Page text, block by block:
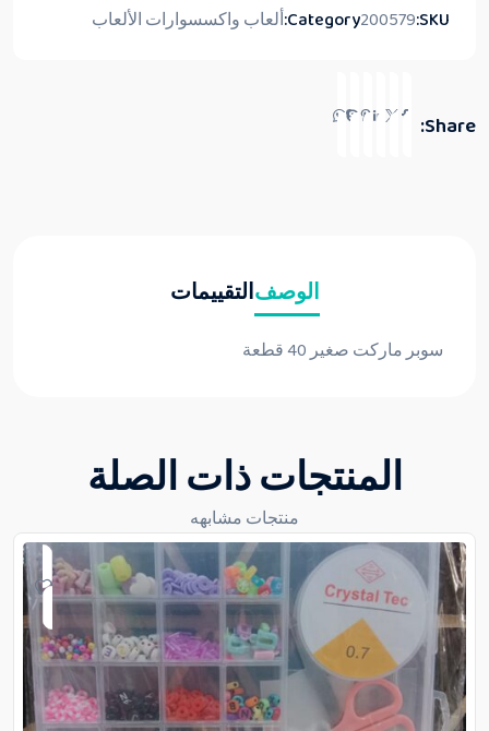
SKU:
200579
Category:ألعاب واكسسوارات الألعاب
Share:
الوصفالتقييمات
سوبر ماركت صغير 40 قطعة
المنتجات ذات الصلة
منتجات مشابهه